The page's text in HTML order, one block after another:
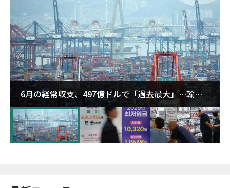
6月の経常収支、497億ドルで「過去最大」…輸出
が初の1000億ドル突破